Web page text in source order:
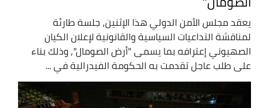
يعقد مجلس الأمن الدولي هذا الإثنين, جلسة طارئة
لمناقشة التداعيات السياسية والقانونية لإعلان الكيان
الصهيوني إعترافه بما يسمى "أرض الصومال", وذلك بناء
على طلب عاجل تقدمت به الحكومة الفيدرالية في ...